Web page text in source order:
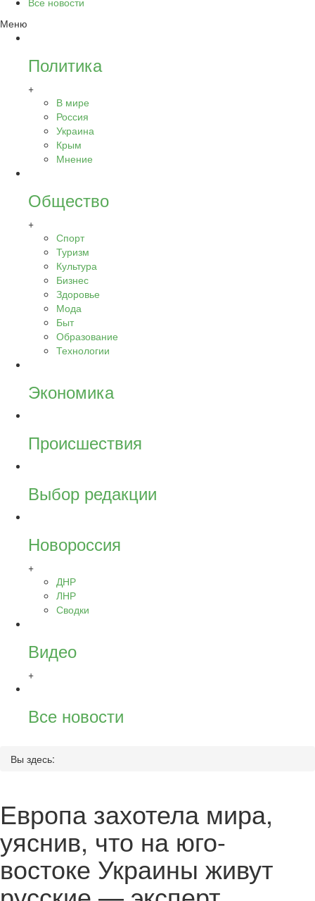
Меню
Политика
+
В мире
Россия
Украина
Крым
Мнение
Общество
+
Спорт
Туризм
Культура
Бизнес
Здоровье
Мода
Быт
Образование
Технологии
Экономика
Происшествия
Выбор редакции
Новороссия
+
ДНР
ЛНР
Сводки
Видео
+
Все новости
Вы здесь:
Европа захотела мира,
уяснив, что на юго-
востоке Украины живут